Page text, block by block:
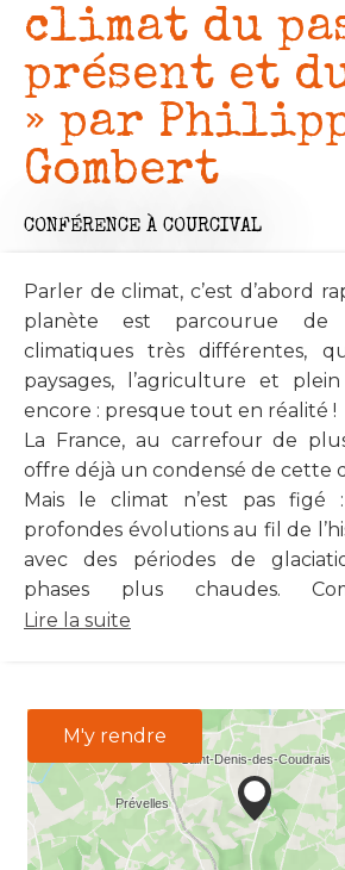
climat du
présent et
» par
Gombert
CONFÉRENCE À COURCIVAL
Parler de climat, c’est d’abord
planète est parcourue de
climatiques très différentes,
paysages, l’agriculture et plein
encore : presque tout en réalité !
La France, au carrefour de
offre déjà un condensé de cette
Mais le climat n’est pas
profondes évolutions au fil de
avec des périodes de
phases plus chaudes.
Lire la suite
M'y rendre